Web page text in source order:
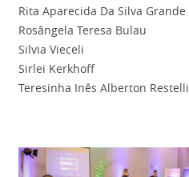
Rita Aparecida Da Silva Grande
Rosângela Teresa Bulau
Silvia Vieceli
Sirlei Kerkhoff
Teresinha Inês Alberton Restelli